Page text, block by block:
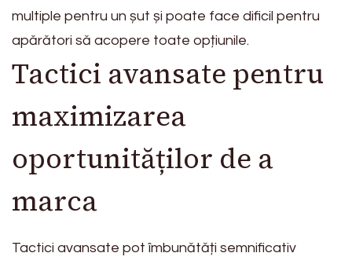
multiple pentru un șut și poate face dificil pentru
apărători să acopere toate opțiunile.
Tactici avansate pentru
maximizarea
oportunităților de a
marca
Tactici avansate pot îmbunătăți semnificativ